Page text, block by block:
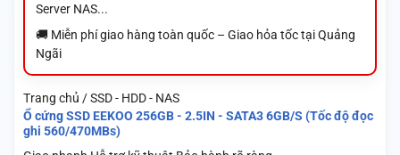
Server NAS...
🚚 Miễn phí giao hàng toàn quốc – Giao hỏa tốc tại Quảng
Ngãi
Trang chủ / SSD - HDD - NAS
Ổ cứng SSD EEKOO 256GB - 2.5IN - SATA3 6GB/S (Tốc độ đọc
ghi 560/470MBs)